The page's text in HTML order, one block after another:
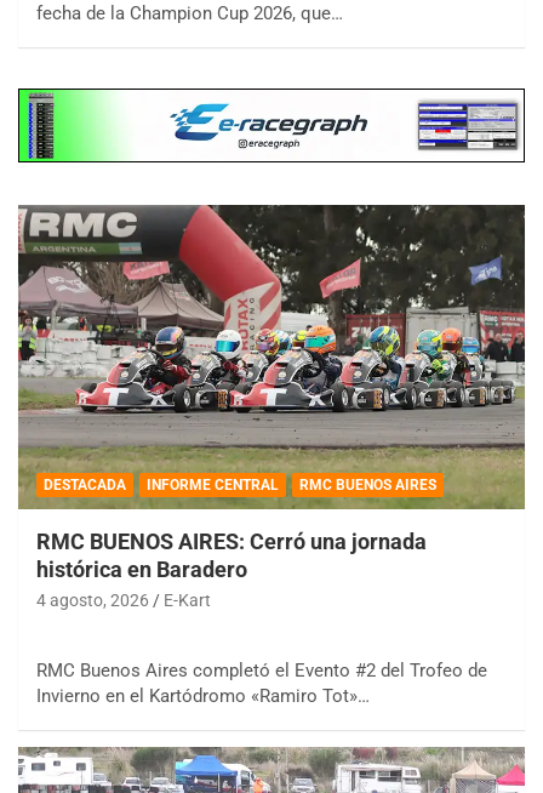
fecha de la Champion Cup 2026, que…
DESTACADA INFORME CENTRAL RMC BUENOS AIRES
RMC BUENOS AIRES: Cerró una jornada
histórica en Baradero
4 agosto, 2026 E-Kart
RMC Buenos Aires completó el Evento #2 del Trofeo de
Invierno en el Kartódromo «Ramiro Tot»…